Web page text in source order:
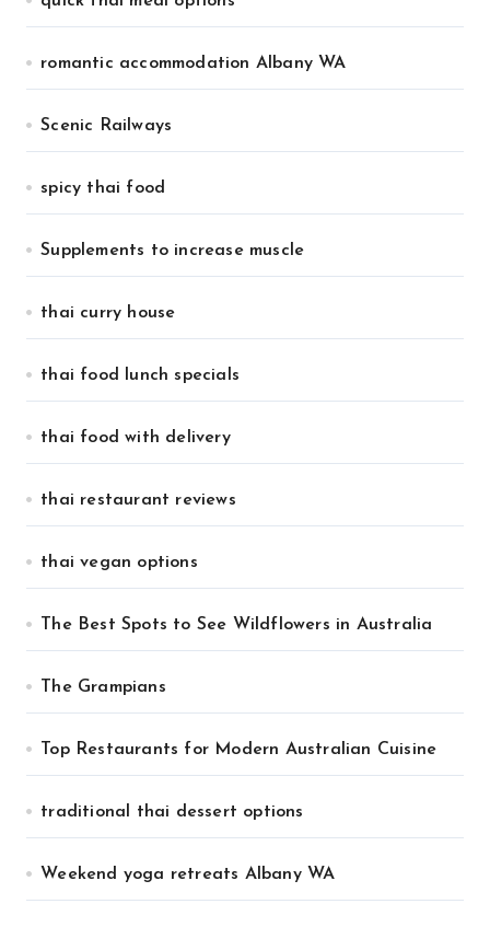
romantic accommodation Albany WA
Scenic Railways
spicy thai food
Supplements to increase muscle
thai curry house
thai food lunch specials
thai food with delivery
thai restaurant reviews
thai vegan options
The Best Spots to See Wildflowers in Australia
The Grampians
Top Restaurants for Modern Australian Cuisine
traditional thai dessert options
Weekend yoga retreats Albany WA